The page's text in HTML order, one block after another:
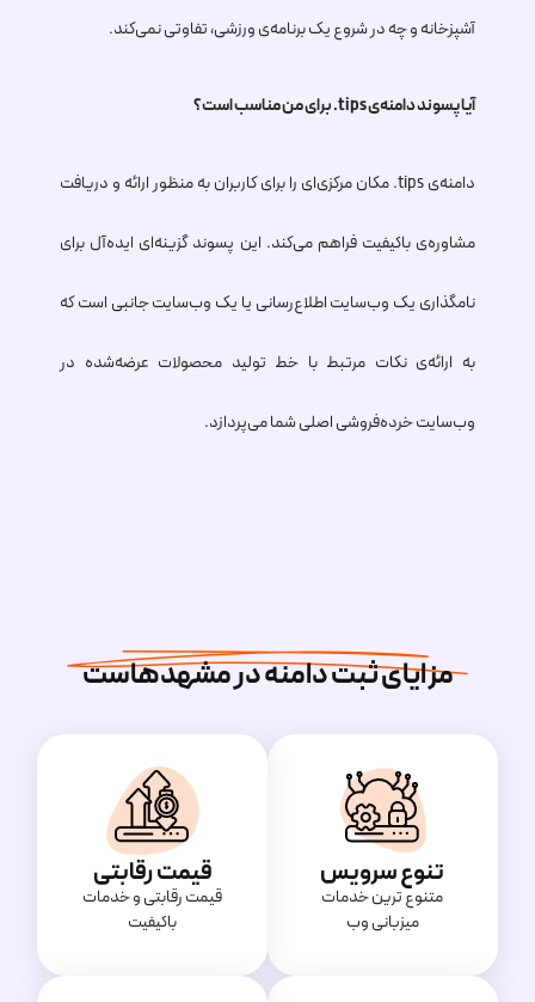
آشپزخانه و چه در شروع یک برنامه‌ی ورزشی، تفاوتی نمی‌کند.
آیا پسوند دامنه‌ی.tipsبرای من مناسب است؟
دامنه‌ی.tipsمکان مرکزی‌ای را برای کاربران به منظور ارائه و دریافت
مشاوره‌ی باکیفیت فراهم می‌کند. این پسوند گزینه‌ای ایده‌آل برای
نامگذاری یک وب‌سایت اطلاع‌رسانی یا یک وب‌سایت جانبی است که
به ارائه‌ی نکات مرتبط با خط تولید محصولات عرضه‌شده در
وب‌سایت خرده‌فروشی اصلی شما می‌پردازد.
مزایای ثبت دامنه در مشهدهاست
تنوع سرویس
متنوع ترین خدمات
میزبانی وب
قیمت رقابتی
قیمت‌ رقابتی و خدمات
باکیفیت